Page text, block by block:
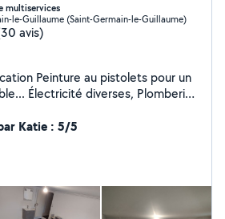
multiservices
le-Guillaume (Saint-Germain-le-Guillaume)
avis)
Quelques photos de
Pour toute autre
contacter pour trouver
les tâches que j'entreprends je
Katie : 5/5